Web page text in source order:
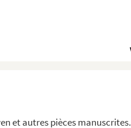
et autres pièces manuscrites.